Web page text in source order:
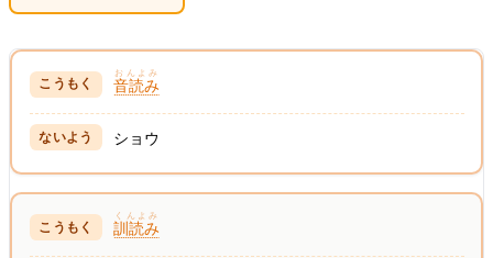
音読み
おんよみ
ショウ
訓読み
くんよみ